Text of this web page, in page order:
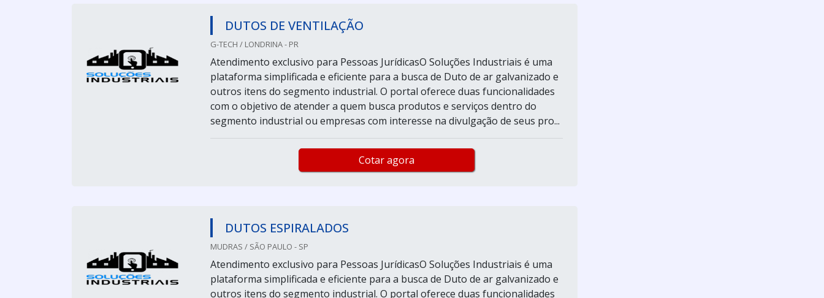
DUTOS DE VENTILAÇÃO
G-TECH / LONDRINA - PR
Atendimento exclusivo para Pessoas JurídicasO Soluções Industriais é uma
plataforma simplificada e eficiente para a busca de Duto de ar galvanizado e
outros itens do segmento industrial. O portal oferece duas funcionalidades
com o objetivo de atender a quem busca produtos e serviços dentro do
segmento industrial ou empresas com interesse na divulgação de seus pro...
Cotar agora
DUTOS ESPIRALADOS
MUDRAS / SÃO PAULO - SP
Atendimento exclusivo para Pessoas JurídicasO Soluções Industriais é uma
plataforma simplificada e eficiente para a busca de Duto de ar galvanizado e
outros itens do segmento industrial. O portal oferece duas funcionalidades